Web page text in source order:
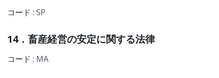
コード : SP
14．畜産経営の安定に関する法律
コード : MA